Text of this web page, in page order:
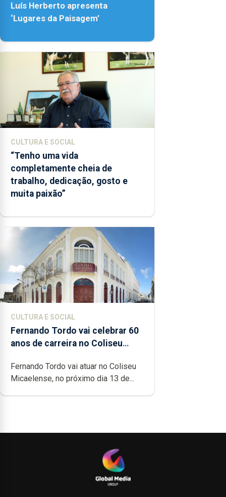
Luís Herberto apresenta
‘Lugares da Paisagem’
CULTURA E SOCIAL
“Tenho uma vida
completamente cheia de
trabalho, dedicação, gosto e
muita paixão”
CULTURA E SOCIAL
Fernando Tordo vai celebrar 60
anos de carreira no Coliseu
Fernando Tordo vai atuar no Coliseu
Micaelense, no próximo dia 13 de...